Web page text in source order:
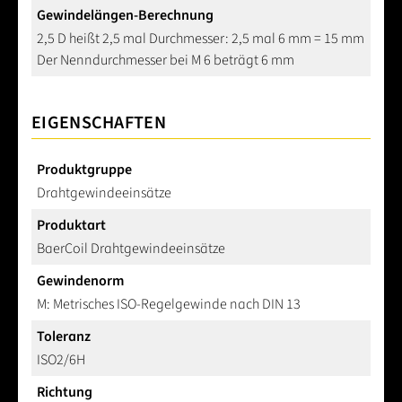
Gewindelängen-Berechnung
2,5 D heißt 2,5 mal Durchmesser: 2,5 mal 6 mm = 15 mm
Der Nenndurchmesser bei M 6 beträgt 6 mm
EIGENSCHAFTEN
Produktgruppe
Drahtgewindeeinsätze
Produktart
BaerCoil Drahtgewindeeinsätze
Gewindenorm
M: Metrisches ISO-Regelgewinde nach DIN 13
Toleranz
ISO2/6H
Richtung